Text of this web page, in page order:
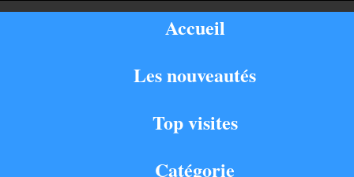
Accueil
Les nouveautés
Top visites
Catégorie